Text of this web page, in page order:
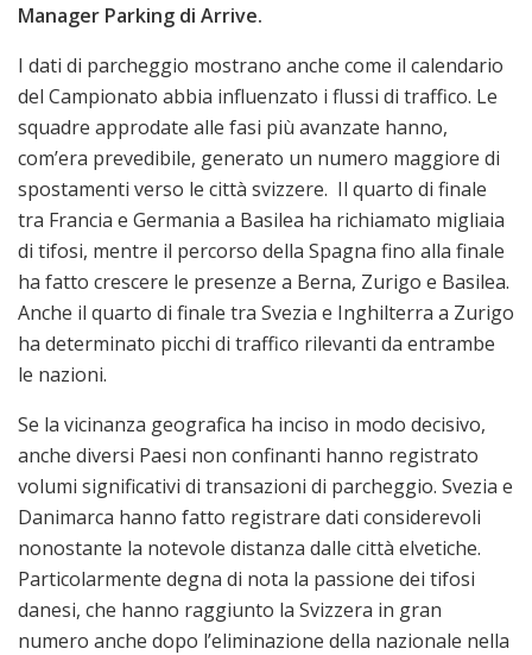
Manager Parking di Arrive.
I dati di parcheggio mostrano anche come il calendario
del Campionato abbia influenzato i flussi di traffico. Le
squadre approdate alle fasi più avanzate hanno,
com’era prevedibile, generato un numero maggiore di
spostamenti verso le città svizzere. Il quarto di finale
tra Francia e Germania a Basilea ha richiamato migliaia
di tifosi, mentre il percorso della Spagna fino alla finale
ha fatto crescere le presenze a Berna, Zurigo e Basilea.
Anche il quarto di finale tra Svezia e Inghilterra a Zurigo
ha determinato picchi di traffico rilevanti da entrambe
le nazioni.
Se la vicinanza geografica ha inciso in modo decisivo,
anche diversi Paesi non confinanti hanno registrato
volumi significativi di transazioni di parcheggio. Svezia e
Danimarca hanno fatto registrare dati considerevoli
nonostante la notevole distanza dalle città elvetiche.
Particolarmente degna di nota la passione dei tifosi
danesi, che hanno raggiunto la Svizzera in gran
numero anche dopo l’eliminazione della nazionale nella